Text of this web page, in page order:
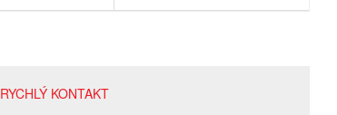
RYCHLÝ KONTAKT